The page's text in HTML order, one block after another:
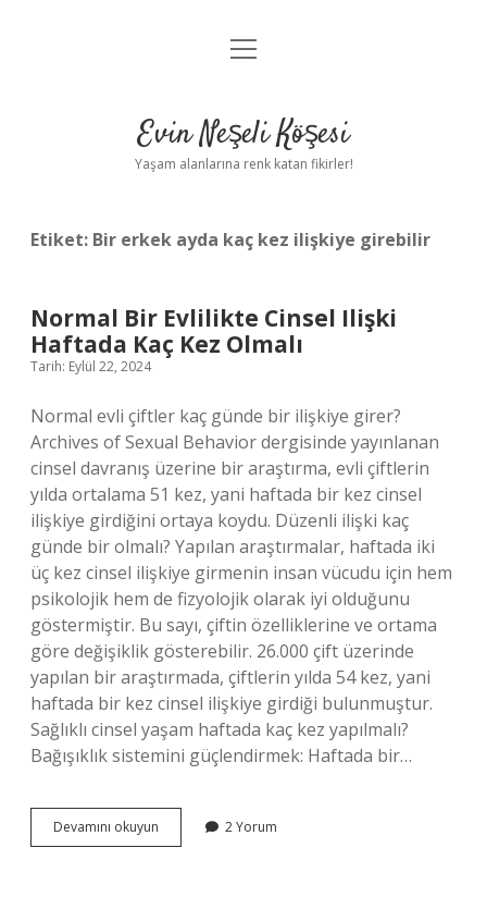
Anasayfa
Yasal Uyarı
menüyü
Evin Neşeli Köşesi
Yaşam alanlarına renk katan fikirler!
Etiket: Bir erkek ayda kaç kez ilişkiye girebilir
Normal Bir Evlilikte Cinsel Ilişki
Haftada Kaç Kez Olmalı
Tarih: Eylül 22, 2024
Normal evli çiftler kaç günde bir ilişkiye girer?
Archives of Sexual Behavior dergisinde yayınlanan
cinsel davranış üzerine bir araştırma, evli çiftlerin
yılda ortalama 51 kez, yani haftada bir kez cinsel
ilişkiye girdiğini ortaya koydu. Düzenli ilişki kaç
günde bir olmalı? Yapılan araştırmalar, haftada iki
üç kez cinsel ilişkiye girmenin insan vücudu için hem
psikolojik hem de fizyolojik olarak iyi olduğunu
göstermiştir. Bu sayı, çiftin özelliklerine ve ortama
göre değişiklik gösterebilir. 26.000 çift üzerinde
yapılan bir araştırmada, çiftlerin yılda 54 kez, yani
haftada bir kez cinsel ilişkiye girdiği bulunmuştur.
Sağlıklı cinsel yaşam haftada kaç kez yapılmalı?
Bağışıklık sistemini güçlendirmek: Haftada bir…
Devamını okuyun
Bir
2 Yorum